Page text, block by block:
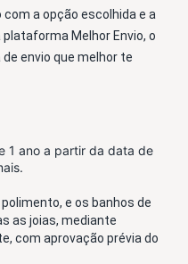
a opção escolhida e a
Melhor Envio, o
envio que melhor te
1 ano a partir da data de
e os banhos de
as joias, mediante
com aprovação prévia do